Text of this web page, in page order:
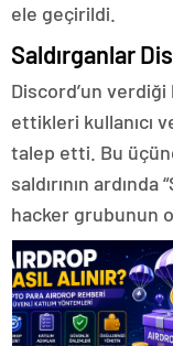
ele geçirildi.
Saldırganlar
Discord’un
ettikleri kullanıcı
talep etti. Bu
saldırının
hacker grubunun